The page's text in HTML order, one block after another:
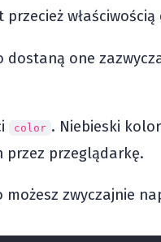
przecież
dostaną one
color . Niebieski
przeglądarkę.
zwyczajnie